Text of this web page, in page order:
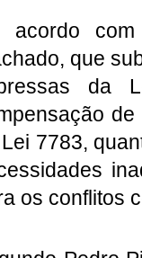
acordo
que
da
7783,
os conflitos